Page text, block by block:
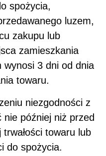
spożycia,
luzem,
zakupu lub
zamieszkania
wynosi 3 dni od dnia
towaru.
niezgodności z
nie później niż przed
towaru lub
do spożycia.